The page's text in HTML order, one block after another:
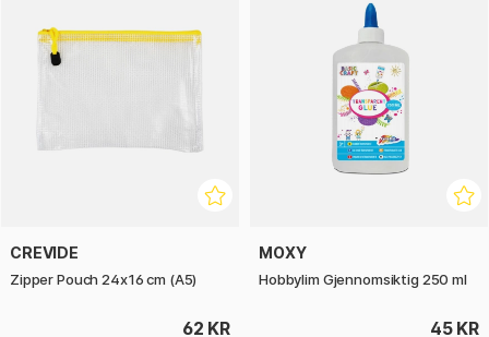
CREVIDE
Zipper Pouch 24x16 cm (A5)
62 KR
MOXY
Hobbylim Gjennomsiktig 250 ml
45 KR